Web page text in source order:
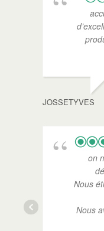
JOSSETYVES
on
Nous
Nous